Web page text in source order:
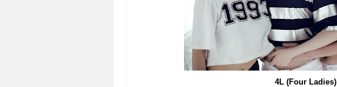
4L (Four Ladies)